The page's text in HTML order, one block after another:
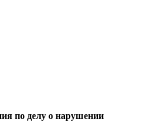
по делу о нарушении